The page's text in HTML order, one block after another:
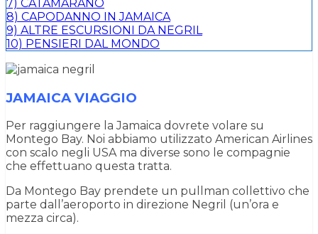
7) CATAMARANO
8) CAPODANNO IN JAMAICA
9) ALTRE ESCURSIONI DA NEGRIL
10) PENSIERI DAL MONDO
JAMAICA VIAGGIO
Per raggiungere la Jamaica dovrete volare su
Montego Bay. Noi abbiamo utilizzato American Airlines
con scalo negli USA ma diverse sono le compagnie
che effettuano questa tratta.
Da Montego Bay prendete un pullman collettivo che
parte dall’aeroporto in direzione Negril (un’ora e
mezza circa).